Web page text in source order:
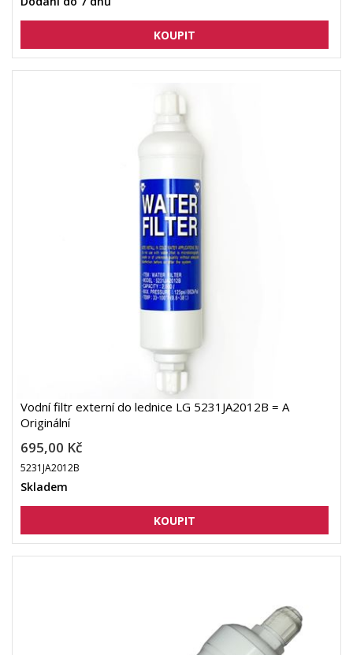
Vodní filtr externí do lednice LG 5231JA2012B = A
Originální
695,00 Kč
5231JA2012B
Skladem